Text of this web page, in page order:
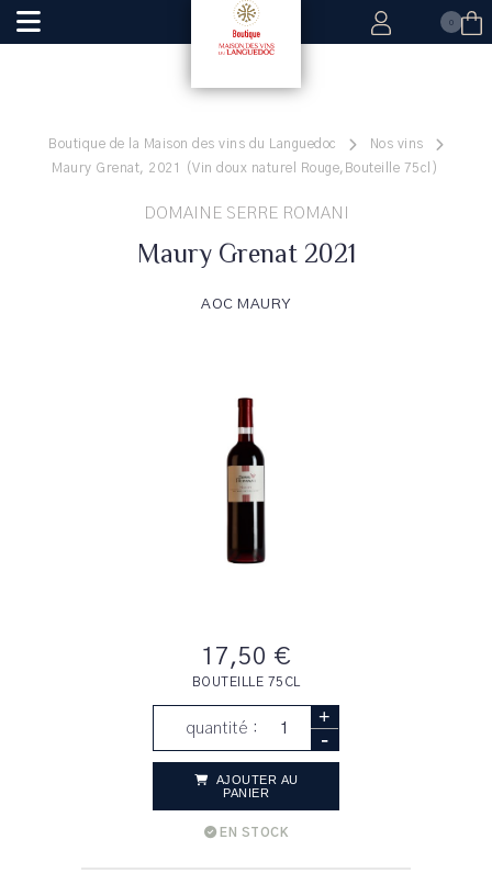
0
Boutique de la Maison des vins du Languedoc
Nos vins
Maury Grenat, 2021 (Vin doux naturel Rouge,Bouteille 75cl)
DOMAINE SERRE ROMANI
Maury Grenat 2021
AOC MAURY
17,50 €
BOUTEILLE 75CL
quantité : +
-
AJOUTER AU
PANIER
EN STOCK